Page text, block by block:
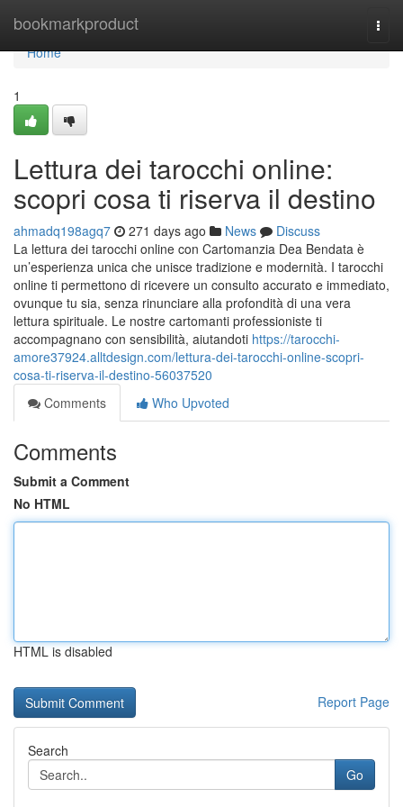
bookmarkproduct
Home
Home
1
Lettura dei tarocchi online:
scopri cosa ti riserva il destino
ahmadq198agq7 271 days ago News
Discuss
La lettura dei tarocchi online con Cartomanzia Dea Bendata è
un’esperienza unica che unisce tradizione e modernità. I tarocchi
online ti permettono di ricevere un consulto accurato e immediato,
ovunque tu sia, senza rinunciare alla profondità di una vera
lettura spirituale. Le nostre cartomanti professioniste ti
accompagnano con sensibilità, aiutandoti https://tarocchi-
amore37924.alltdesign.com/lettura-dei-tarocchi-online-scopri-
cosa-ti-riserva-il-destino-56037520
Comments
Who Upvoted
Comments
Submit a Comment
No HTML
HTML is disabled
Report Page
Search
Go